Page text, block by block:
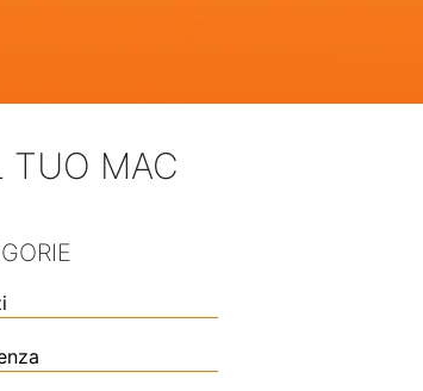
TUO MAC